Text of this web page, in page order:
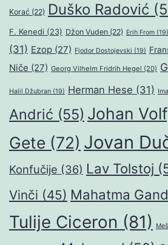
Korać (22) Duško Radović
F. Kenedi (23) Džon Vuden (22) Erih From (19)
(31) Ezop (27) Fjodor Dostojevski (19)
Niče (27) Georg Vilhelm Fridrih Hegel (20)
Halil Džubran (19) Herman Hese (31)
Andrić (55) Johan
Gete (72) Jovan
Konfučije (36) Lav Tolstoj
Vinči (45) Mahatma
Tulije Ciceron (81)